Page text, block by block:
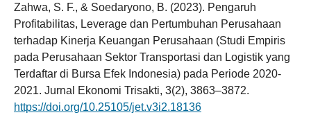
Zahwa, S. F., & Soedaryono, B. (2023). Pengaruh
Profitabilitas, Leverage dan Pertumbuhan Perusahaan
terhadap Kinerja Keuangan Perusahaan (Studi Empiris
pada Perusahaan Sektor Transportasi dan Logistik yang
Terdaftar di Bursa Efek Indonesia) pada Periode 2020-
2021. Jurnal Ekonomi Trisakti, 3(2), 3863–3872.
https://doi.org/10.25105/jet.v3i2.18136